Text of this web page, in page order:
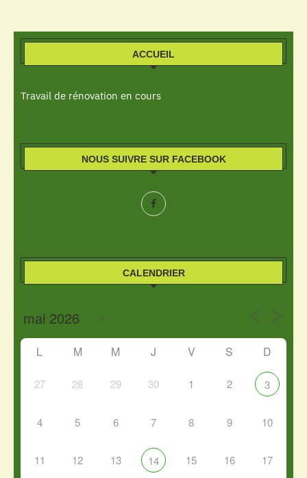
ACCUEIL
Travail de rénovation en cours
NOUS SUIVRE SUR FACEBOOK
CALENDRIER
L M M J V S D
27 28 29 30 1 2 3
4 5 6 7 8 9 10
11 12 13 14 15 16 17